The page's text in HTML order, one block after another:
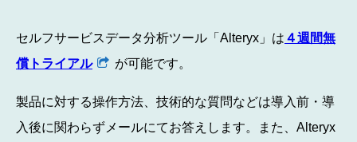
セルフサービスデータ分析ツール「Alteryx」は ４週間無
償トライアル
が可能です。
製品に対する操作方法、技術的な質問などは導入前・導
入後に関わらずメールにてお答えします。また、Alteryx